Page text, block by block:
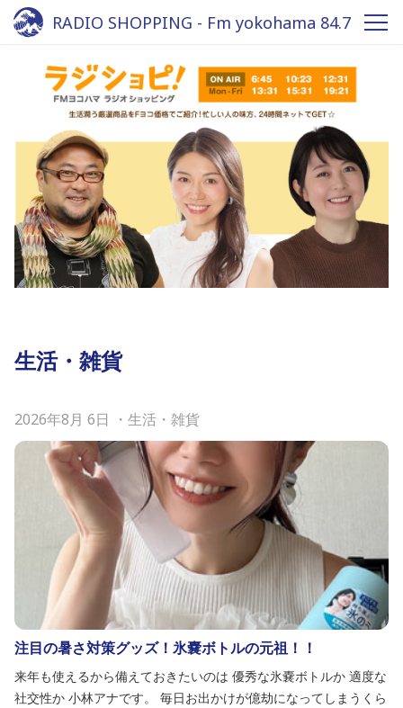
RADIO SHOPPING - Fm yokohama 84.7
生活・雑貨
2026年8月 6日 ・ 生活・雑貨
注目の暑さ対策グッズ！氷嚢ボトルの元祖！！
来年も使えるから備えておきたいのは 優秀な氷嚢ボトルか 適度な
社交性か 小林アナです。 毎日お出かけが億劫になってしまうくら